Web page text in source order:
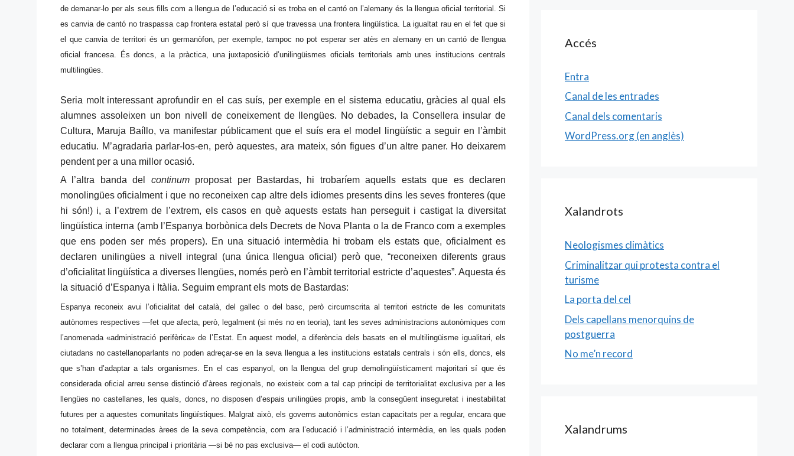
de demanar-lo per als seus fills com a llengua de l’educació si es troba en el cantó on l’alemany és la llengua oficial territorial. Si
es canvia de cantó no traspassa cap frontera estatal però sí que travessa una frontera lingüística. La igualtat rau en el fet que si
el que canvia de territori és un germanòfon, per exemple, tampoc no pot esperar ser atès en alemany en un cantó de llengua
oficial francesa. És doncs, a la pràctica, una juxtaposició d’unilingüismes oficials territorials amb unes institucions centrals
multilingües.
Seria molt interessant aprofundir en el cas suís, per exemple en el sistema educatiu, gràcies al qual els
alumnes assoleixen un bon nivell de coneixement de llengües. No debades, la Consellera insular de
Cultura, Maruja Baíllo, va manifestar públicament que el suís era el model lingüístic a seguir en l’àmbit
educatiu. M’agradaria parlar-los-en, però aquestes, ara mateix, són figues d’un altre paner. Ho deixarem
pendent per a una millor ocasió.
A l’altra banda del continumproposat per Bastardas, hi trobaríem aquells estats que es declaren
monolingües oficialment i que no reconeixen cap altre dels idiomes presents dins les seves fronteres (que
hi són!) i, a l’extrem de l’extrem, els casos en què aquests estats han perseguit i castigat la diversitat
lingüística interna (amb l’Espanya borbònica dels Decrets de Nova Planta o la de Franco com a exemples
que ens poden ser més propers). En una situació intermèdia hi trobam els estats que, oficialment es
declaren unilingües a nivell integral (una única llengua oficial) però que, “reconeixen diferents graus
d’oficialitat lingüística a diverses llengües, només però en l’àmbit territorial estricte d’aquestes”. Aquesta és
la situació d’Espanya i Itàlia. Seguim emprant els mots de Bastardas:
Espanya reconeix avui l’oficialitat del català, del gallec o del basc, però circumscrita al territori estricte de les comunitats
autònomes respectives —fet que afecta, però, legalment (si més no en teoria), tant les seves administracions autonòmiques com
l’anomenada «administració perifèrica» de l’Estat. En aquest model, a diferència dels basats en el multilingüisme igualitari, els
ciutadans no castellanoparlants no poden adreçar-se en la seva llengua a les institucions estatals centrals i són ells, doncs, els
que s’han d’adaptar a tals organismes. En el cas espanyol, on la llengua del grup demolingüísticament majoritari sí que és
considerada oficial arreu sense distinció d’àrees regionals, no existeix com a tal cap principi de territorialitat exclusiva per a les
llengües no castellanes, les quals, doncs, no disposen d’espais unilingües propis, amb la consegüent inseguretat i inestabilitat
futures per a aquestes comunitats lingüístiques. Malgrat això, els governs autonòmics estan capacitats per a regular, encara que
no totalment, determinades àrees de la seva competència, com ara l’educació i l’administració intermèdia, en les quals poden
declarar com a llengua principal i prioritària —si bé no pas exclusiva— el codi autòcton.
Accés
Entra
Canal de les entrades
Canal dels comentaris
WordPress.org (en anglès)
Xalandrots
Neologismes climàtics
Criminalitzar qui protesta contra el
turisme
La porta del cel
Dels capellans menorquins de
postguerra
No me’n record
Xalandrums